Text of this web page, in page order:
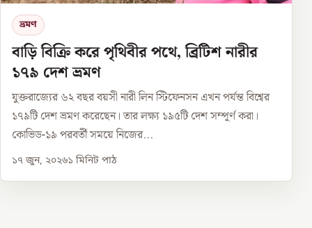
ভ্রমণ
বাড়ি বিক্রি করে পৃথিবীর পথে, ব্রিটিশ নারীর
১৭৯ দেশ ভ্রমণ
যুক্তরাজ্যের ৬২ বছর বয়সী নারী লিন স্টিফেনসন এখন পর্যন্ত বিশ্বের
১৭৯টি দেশ ভ্রমণ করেছেন। তার লক্ষ্য ১৯৫টি দেশ সম্পূর্ণ করা।
কোভিড-১৯ পরবর্তী সময়ে নিজের...
১৭ জুন, ২০২৬১ মিনিট পাঠ